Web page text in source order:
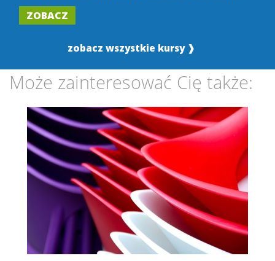
ZOBACZ
zobacz wszystkie kursy ❱
Może zainteresować Cię także: